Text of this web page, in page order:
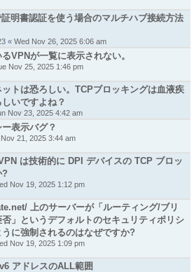
明書認証を使う場合のマルチハブ接続方法
« Wed Nov 26, 2025 6:06 am
VPNが一覧に表示されない。
Nov 25, 2025 1:46 pm
トは恐ろしい。TCPブロッキングは血液疾
いですよね？
Nov 23, 2025 4:42 am
表示バグ？
21, 2025 3:44 am
は技術的に DPI デバイスの TCP ブロッ
?
Nov 19, 2025 1:12 pm
上のサーバーが「ルーティング/ブリ
」というデフォルトのセキュリティポリシ
に強制されるのはなぜですか?
Nov 19, 2025 1:09 pm
アドレスのALL範囲